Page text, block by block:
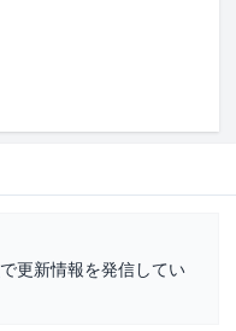
で更新情報を発信してい